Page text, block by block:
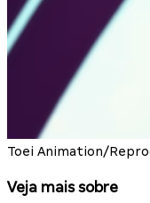
Toei Animation/
Veja mais sobre